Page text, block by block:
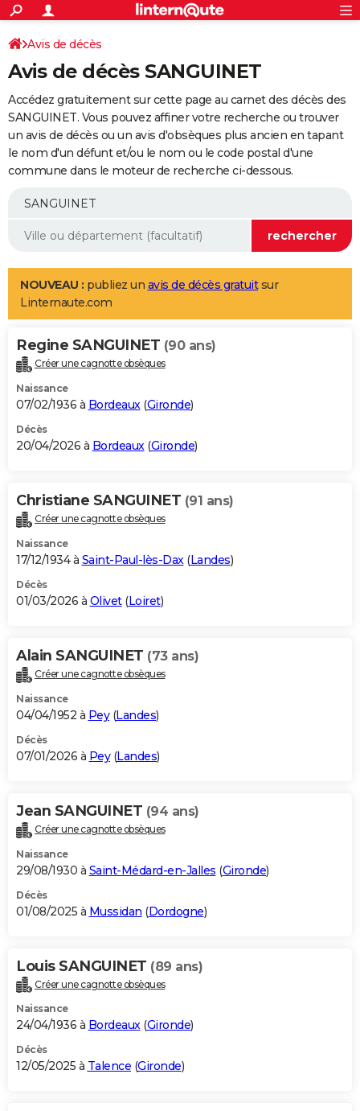
ACTUALITÉS
Politique
Société
Faits Divers
Education
Monde
Villes
+
SPORT
Coupe du monde 2026
Football
Tennis
Cyclisme
Rugby
Forum
Programme TV
TNT
Streaming
Cinéma
Sorties cinéma
Musique
+
FINANCE
Impôts
Immobilier
Risques naturels par ville
Banque
Assurance
Crédit
AUTO
Essais
Réserver un essai
Citadines
Berlines
SUV
Forum auto
+
Mobiles
Meilleur smartphone
Internet
Ordinateurs
Jeux vidéo
Guide high-tech
Aménagement intérieur
LIFESTYLE
Art de vivre
Bien-être
Loisirs
Mode
Modes de vie
Alimentation
Guide de la santé
Maladies
Médicaments
Sommeil
VOYAGE
Destinations
City break
Voyage nature
Voyage de noces
Forum
Climat
+PHOTO
GUIDES D'ACHAT
BONS PLANS
Carte de Noël
Carte Bonne année
Carte Saint-Valentin
Carte Pâques
Carte d'anniversaire
DICTIONNAIRE
Dictionnaire
Biographies
Citations
Expressions
Proverbes
PROGRAMME TV
S'inscrire
Se connecter
Lycées
Collèges
Primaires
Universités
Entreprises
Service militaire
Avis de recherche
AVIS DE DÉCÈS
Bricolage
Lifestyle
Culture
Sport
Auto
Television
Voyage
Cinema
Avis de décès
Avis de décès SANGUINET
Accédez gratuitement sur cette page au carnet des décès des
SANGUINET. Vous pouvez affiner votre recherche ou trouver
un avis de décès ou un avis d'obsèques plus ancien en tapant
le nom d'un défunt et/ou le nom ou le code postal d'une
commune dans le moteur de recherche ci-dessous.
NOUVEAU : publiez un avis de décès gratuitsur
Linternaute.com
Regine SANGUINET (90 ans)
Créer une cagnotte obsèques
Naissance
07/02/1936 à Bordeaux(Gironde)
Décès
20/04/2026 à Bordeaux(Gironde)
Christiane SANGUINET (91 ans)
Créer une cagnotte obsèques
Naissance
17/12/1934 à Saint-Paul-lès-Dax(Landes)
Décès
01/03/2026 à Olivet(Loiret)
Alain SANGUINET (73 ans)
Créer une cagnotte obsèques
Naissance
04/04/1952 à Pey(Landes)
Décès
07/01/2026 à Pey(Landes)
Jean SANGUINET (94 ans)
Créer une cagnotte obsèques
Naissance
29/08/1930 à Saint-Médard-en-Jalles (Gironde)
Décès
01/08/2025 à Mussidan (Dordogne)
Louis SANGUINET (89 ans)
Créer une cagnotte obsèques
Naissance
24/04/1936 à Bordeaux(Gironde)
Décès
12/05/2025 à Talence (Gironde)